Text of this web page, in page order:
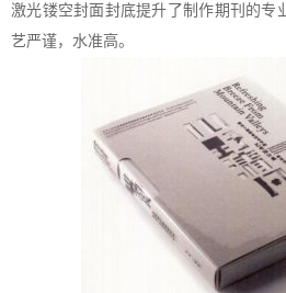
激光镂空封面封底提升了制作期刊的专
艺严谨，水准高。